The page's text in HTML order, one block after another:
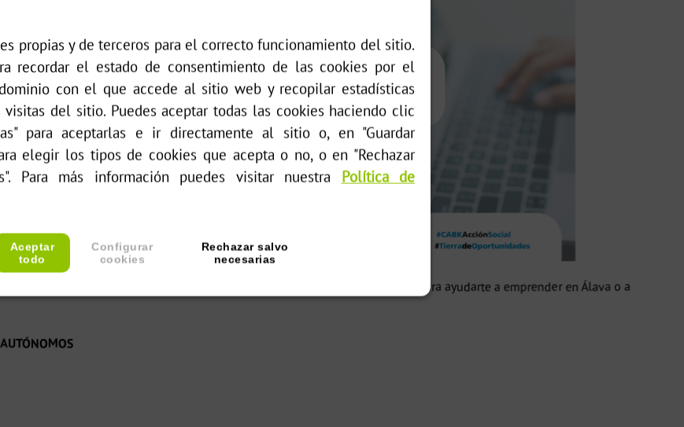
, hemos organizado un programa formativo junto a Caixabank para ayudarte a emprender en Álava o a
propias y de terceros para el correcto funcionamiento del sitio.
recordar el estado de consentimiento de las cookies por el
con el que accede al sitio web y recopilar estadísticas
visitas del sitio. Puedes aceptar todas las cookies haciendo clic
para aceptarlas e ir directamente al sitio o, en "Guardar
elegir los tipos de cookies que acepta o no, o en "Rechazar
Para más información puedes visitar nuestra Política de
Aceptar
todo
Configurar
cookies
Rechazar salvo
necesarias